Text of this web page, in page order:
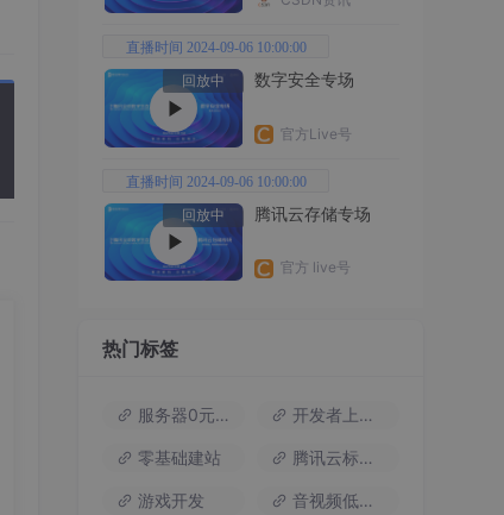
直播时间 2024-09-06 10:00:00
回放中
数字安全专场
官方Live号
直播时间 2024-09-06 10:00:00
回放中
腾讯云存储专场
官方 live号
热门标签
服务器0元试用 开发者上云包
零基础建站 腾讯云标杆案例
游戏开发 音视频低代码